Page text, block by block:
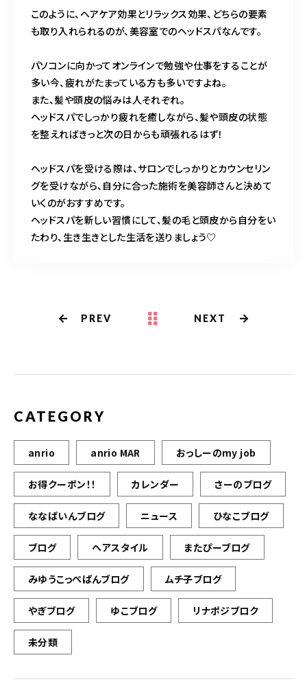
このように、ヘアケア効果とリラックス効果、どちらの要素
も取り入れられるのが、美容室でのヘッドスパなんです。
パソコンに向かってオンラインで勉強や仕事をすることが
多い今、疲れがたまっている方も多いですよね。
また、髪や頭皮の悩みは人それぞれ。
ヘッドスパでしっかり疲れを癒しながら、髪や頭皮の状態
を整えればきっと次の日からも頑張れるはず！
ヘッドスパを受ける際は、サロンでしっかりとカウンセリン
グを受けながら、自分に合った施術を美容師さんと決めて
いくのがおすすめです。
ヘッドスパを新しい習慣にして、髪の毛と頭皮から自分をい
たわり、生き生きとした生活を送りましょう♡
PREV NEXT
CATEGORY
anrio anrio MAR おっしーのmy job
お得クーポン！！ カレンダー さーのブログ
ななぱいんブログ ニュース ひなこブログ
ブログ ヘアスタイル またぴーブログ
みゆうこっぺぱんブログ ムチ子ブログ
やぎブログ ゆこブログ リナポジブロク
未分類